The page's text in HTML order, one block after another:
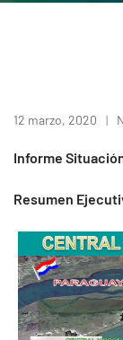
12 marzo, 2020
Informe
Resumen